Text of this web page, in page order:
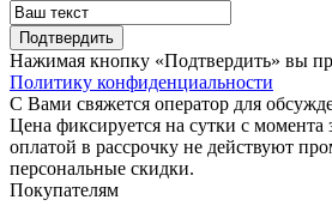
Подтвердить
Нажимая кнопку «Подтвердить» вы
Политику конфиденциальности
С Вами свяжется оператор для
Цена фиксируется на сутки с момента
оплатой в рассрочку не действуют
персональные скидки.
Покупателям